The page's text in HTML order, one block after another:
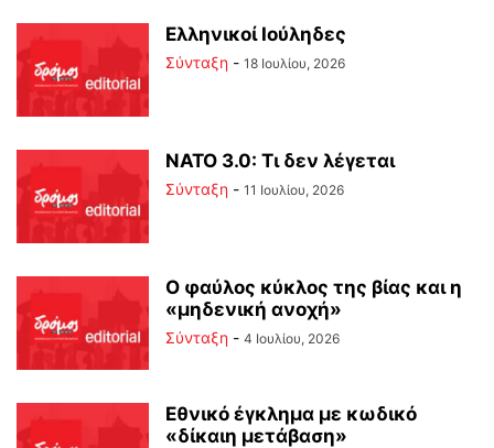
Ελληνικοί Ιούληδες
Σύνταξη - 18 Ιουλίου, 2026
ΝΑΤΟ 3.0: Τι δεν λέγεται
Σύνταξη - 11 Ιουλίου, 2026
Ο φαύλος κύκλος της βίας και η
«μηδενική ανοχή»
Σύνταξη - 4 Ιουλίου, 2026
Εθνικό έγκλημα με κωδικό
«δίκαιη μετάβαση»